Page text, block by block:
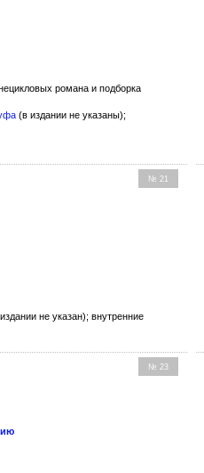
романа и подборка
(в издании не указаны);
№ 21
не указан); внутренние
№ 23